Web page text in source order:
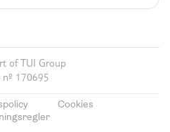
of TUI Group
nº 170695
Cookies